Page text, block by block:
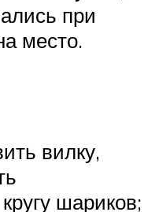
при
место.
вилку,
шариков;